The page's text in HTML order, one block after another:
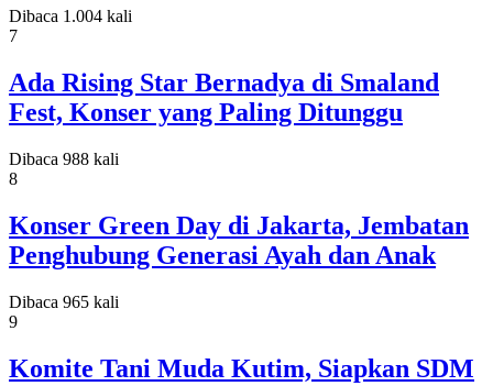
Dibaca 1.004 kali
7
Ada Rising Star Bernadya di Smaland
Fest, Konser yang Paling Ditunggu
Dibaca 988 kali
8
Konser Green Day di Jakarta, Jembatan
Penghubung Generasi Ayah dan Anak
Dibaca 965 kali
9
Komite Tani Muda Kutim, Siapkan SDM